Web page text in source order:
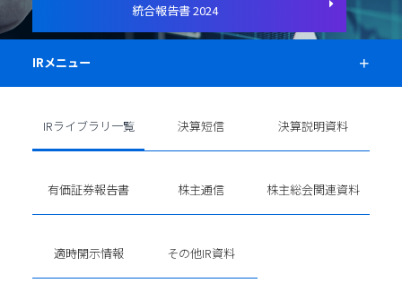
統合報告書 2024
IRメニュー
IRライブラリ一覧 決算短信 決算説明資料
有価証券報告書 株主通信 株主総会関連資料
適時開示情報 その他IR資料